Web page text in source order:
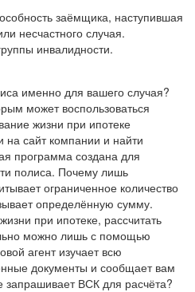
заёмщика, наступившая
несчастного случая.
инвалидности.
именно для вашего случая?
может воспользоваться
жизни при ипотеке
на сайт компании и найти
программа создана для
полиса. Почему лишь
ограниченное количество
определённую сумму.
при ипотеке, рассчитать
можно лишь с помощью
агент изучает всю
документы и сообщает вам
ВСК для расчёта?